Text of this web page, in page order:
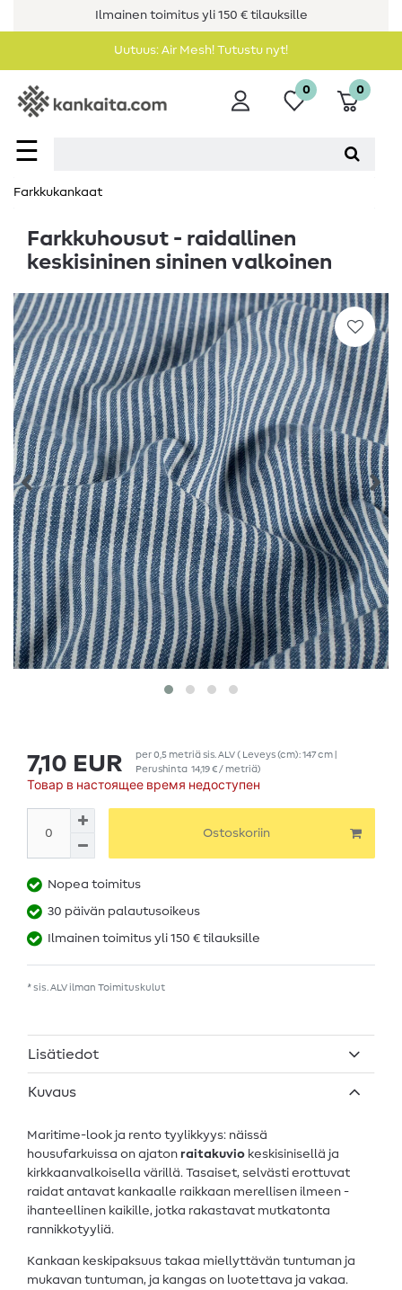
Ilmainen toimitus yli 150 € tilauksille
Uutuus: Air Mesh! Tutustu nyt!
☰
0 0
Farkkukankaat
Farkkuhousut - raidallinen
keskisininen sininen valkoinen
7,10 EUR per0,5 metriäsis. ALV( Leveys (cm): 147 cm |
Perushinta 14,19 € / metriä)
Товар в настоящее время недоступен
Ostoskoriin
Nopea toimitus
30 päivän palautusoikeus
Ilmainen toimitus yli 150 € tilauksille
* sis. ALV ilman Toimituskulut
Lisätiedot
Kuvaus
Maritime-look ja rento tyylikkyys: näissä
housufarkuissa on ajaton raitakuvio keskisinisellä ja
kirkkaanvalkoisella värillä. Tasaiset, selvästi erottuvat
raidat antavat kankaalle raikkaan merellisen ilmeen -
ihanteellinen kaikille, jotka rakastavat mutkatonta
rannikkotyyliä.
Kankaan keskipaksuus takaa miellyttävän tuntuman ja
mukavan tuntuman, ja kangas on luotettava ja vakaa.